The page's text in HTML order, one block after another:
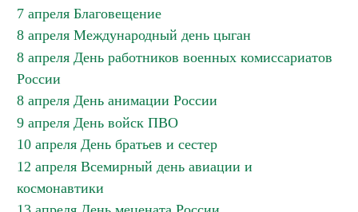
7 апреля Благовещение
8 апреля Международный день цыган
8 апреля День работников военных комиссариатов
России
8 апреля День анимации России
9 апреля День войск ПВО
10 апреля День братьев и сестер
12 апреля Всемирный день авиации и
космонавтики